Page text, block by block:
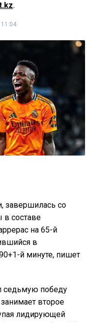
.
11:04
завершилась со
в составе
на 65-й
в
й минуте, пишет
седьмую победу
второе
лидирующей